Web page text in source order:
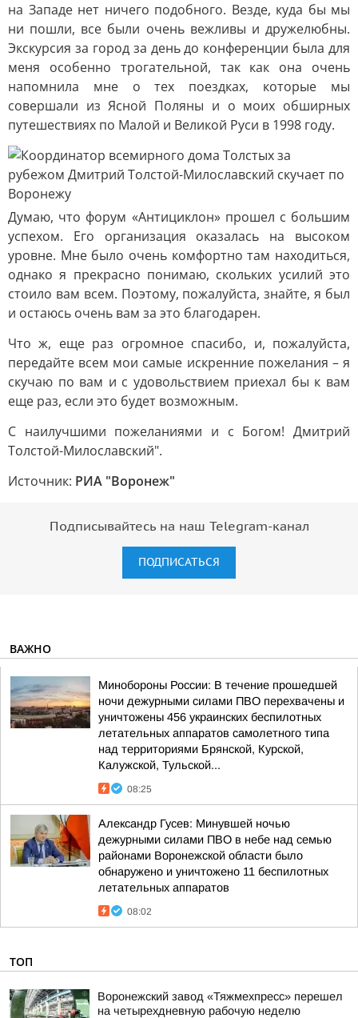
на Западе нет ничего подобного. Везде, куда бы мы
ни пошли, все были очень вежливы и дружелюбны.
Экскурсия за город за день до конференции была для
меня особенно трогательной, так как она очень
напомнила мне о тех поездках, которые мы
совершали из Ясной Поляны и о моих обширных
путешествиях по Малой и Великой Руси в 1998 году.
Думаю, что форум «Антициклон» прошел с большим
успехом. Его организация оказалась на высоком
уровне. Мне было очень комфортно там находиться,
однако я прекрасно понимаю, скольких усилий это
стоило вам всем. Поэтому, пожалуйста, знайте, я был
и остаюсь очень вам за это благодарен.
Что ж, еще раз огромное спасибо, и, пожалуйста,
передайте всем мои самые искренние пожелания – я
скучаю по вам и с удовольствием приехал бы к вам
еще раз, если это будет возможным.
С наилучшими пожеланиями и с Богом! Дмитрий
Толстой-Милославский".
Источник: РИА "Воронеж"
Подписывайтесь на наш Telegram-канал
ПОДПИСАТЬСЯ
ВАЖНО
Минобороны России: В течение прошедшей
ночи дежурными силами ПВО перехвачены и
уничтожены 456 украинских беспилотных
летательных аппаратов самолетного типа
над территориями Брянской, Курской,
Калужской, Тульской...
08:25
Александр Гусев: Минувшей ночью
дежурными силами ПВО в небе над семью
районами Воронежской области было
обнаружено и уничтожено 11 беспилотных
летательных аппаратов
08:02
ТОП
Воронежский завод «Тяжмехпресс» перешел
на четырехдневную рабочую неделю